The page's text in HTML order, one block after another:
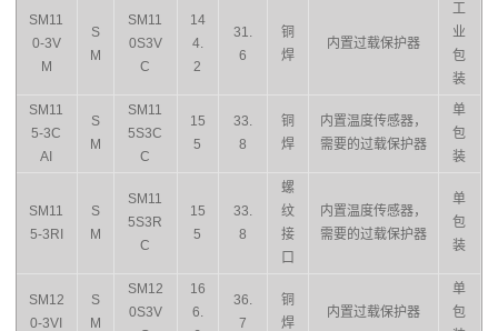
SM11
0-3V
M
S
M
SM11
0S3V
C
14
4.
2
31.
6
铜
焊
内置过载保护器
工
业
包
装
SM11
5-3C
AI
S
M
SM11
5S3C
C
15
5
33.
8
铜
焊
内置温度传感器，
需要的过载保护器
单
包
装
SM11
5-3RI
S
M
SM11
5S3R
C
15
5
33.
8
螺
纹
接
口
内置温度传感器，
需要的过载保护器
单
包
装
SM12
0-3VI
S
M
SM12
0S3V
16
6.
36.
7
铜
焊
内置过载保护器
单
包